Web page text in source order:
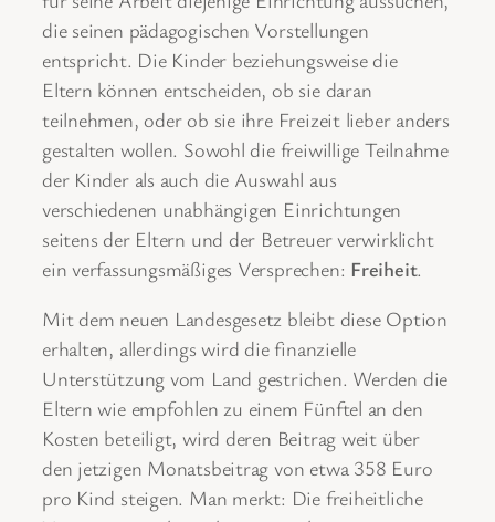
die seinen pädagogischen Vorstellungen
entspricht. Die Kinder beziehungsweise die
Eltern können entscheiden, ob sie daran
teilnehmen, oder ob sie ihre Freizeit lieber anders
gestalten wollen. Sowohl die freiwillige Teilnahme
der Kinder als auch die Auswahl aus
verschiedenen unabhängigen Einrichtungen
seitens der Eltern und der Betreuer verwirklicht
ein verfassungsmäßiges Versprechen: Freiheit.
Mit dem neuen Landesgesetz bleibt diese Option
erhalten, allerdings wird die finanzielle
Unterstützung vom Land gestrichen. Werden die
Eltern wie empfohlen zu einem Fünftel an den
Kosten beteiligt, wird deren Beitrag weit über
den jetzigen Monatsbeitrag von etwa 358 Euro
pro Kind steigen. Man merkt: Die freiheitliche